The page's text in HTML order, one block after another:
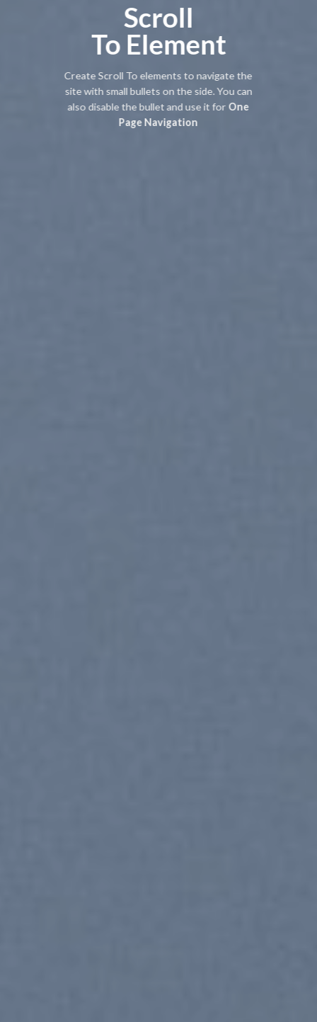
Scroll
To Element
Create Scroll To elements to navigate the
site with small bullets on the side. You can
also disable the bullet and use it for One
Page Navigation